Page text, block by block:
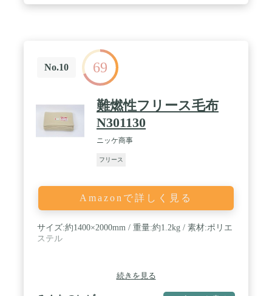
No.10 69
難燃性フリース毛布
N301130
ニッケ商事
フリース
Amazonで詳しく見る
サイズ:約1400×2000mm / 重量:約1.2kg / 素材:ポリエ
ステル
続きを見る